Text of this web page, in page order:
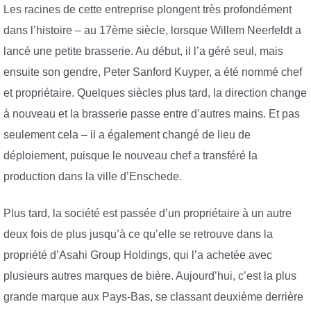
Les racines de cette entreprise plongent très profondément
dans l’histoire – au 17ème siècle, lorsque Willem Neerfeldt a
lancé une petite brasserie. Au début, il l’a géré seul, mais
ensuite son gendre, Peter Sanford Kuyper, a été nommé chef
et propriétaire. Quelques siècles plus tard, la direction change
à nouveau et la brasserie passe entre d’autres mains. Et pas
seulement cela – il a également changé de lieu de
déploiement, puisque le nouveau chef a transféré la
production dans la ville d’Enschede.
Plus tard, la société est passée d’un propriétaire à un autre
deux fois de plus jusqu’à ce qu’elle se retrouve dans la
propriété d’Asahi Group Holdings, qui l’a achetée avec
plusieurs autres marques de bière. Aujourd’hui, c’est la plus
grande marque aux Pays-Bas, se classant deuxième derrière